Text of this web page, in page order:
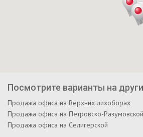
Посмотрите варианты на
Продажа офиса на Верхних лихоборах
Продажа офиса на Петровско-Разумовской
Продажа офиса на Селигерской